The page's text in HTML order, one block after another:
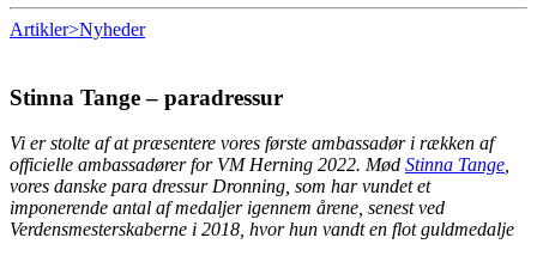
Artikler>Nyheder
Stinna Tange – paradressur
Vi er stolte af at præsentere vores første ambassadør i rækken af
officielle ambassadører for VM Herning 2022. Mød Stinna Tange
vores danske para dressur Dronning, som har vundet et
imponerende antal af medaljer igennem årene, senest ved
Verdensmesterskaberne i 2018, hvor hun vandt en flot guldmedalje